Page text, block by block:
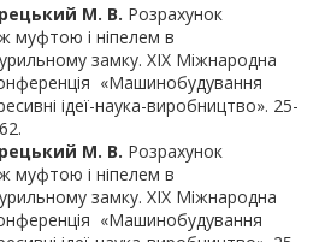
М. В. Розрахунок
муфтою і ніпелем в
замку. ХІХ Міжнародна
«Машинобудування
ідеї-наука-виробництво». 25-
М. В. Розрахунок
муфтою і ніпелем в
замку. ХІХ Міжнародна
«Машинобудування